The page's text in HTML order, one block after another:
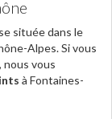
située dans le
Alpes. Si vous
nous vous
à Fontaines-